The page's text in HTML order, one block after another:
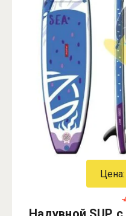
Цена: